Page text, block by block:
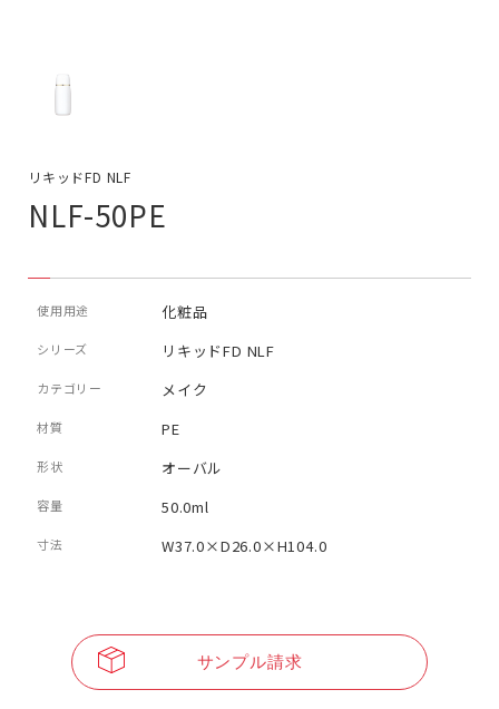
リキッドFD NLF
NLF-50PE
使用用途 化粧品
シリーズ リキッドFD NLF
カテゴリー メイク
材質 PE
形状 オーバル
容量 50.0ml
寸法 W37.0×D26.0×H104.0
サンプル請求